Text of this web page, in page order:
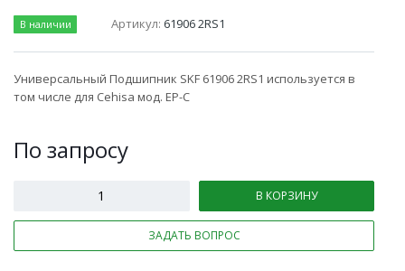
В наличии Артикул: 61906 2RS1
Универсальный Подшипник SKF 61906 2RS1 используется в
том числе для Cehisa мод. EP-C
По запросу
В КОРЗИНУ
ЗАДАТЬ ВОПРОС